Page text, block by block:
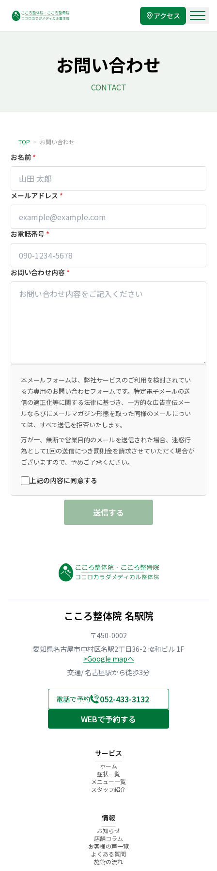
アクセス
お問い合わせ
CONTACT
TOP > お問い合わせ
お名前 *
メールアドレス *
お電話番号 *
お問い合わせ内容 *
本メールフォームは、弊社サービスのご利用を検討されてい
る方専用のお問い合わせフォームです。特定電子メールの送
信の適正化等に関する法律に基づき、一方的な広告宣伝メー
ルならびにメールマガジン形態を取った同様のメールについ
ては、すべて送信を拒否いたします。
万が一、無断で営業目的のメールを送信された場合、迷惑行
為として1回の送信につき罰則金を請求させていただく場合が
ございますので、予めご了承ください。
上記の内容に同意する
送信する
こころ整体院 名駅院
〒450-0002
愛知県名古屋市中村区名駅2丁目36-2 協和ビル 1F
>Google mapへ
交通/ 名古屋駅から徒歩3分
電話で予約
052-433-3132
WEBで予約する
サービス
ホーム
症状一覧
メニュー一覧
スタッフ紹介
情報
お知らせ
店舗コラム
お客様の声一覧
よくある質問
施術の流れ